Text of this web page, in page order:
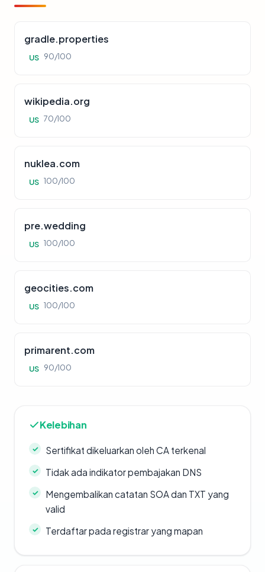
gradle.properties
US 90/100
wikipedia.org
US 70/100
nuklea.com
US 100/100
pre.wedding
US 100/100
geocities.com
US 100/100
primarent.com
US 90/100
Kelebihan
Sertifikat dikeluarkan oleh CA terkenal
Tidak ada indikator pembajakan DNS
Mengembalikan catatan SOA dan TXT yang
valid
Terdaftar pada registrar yang mapan